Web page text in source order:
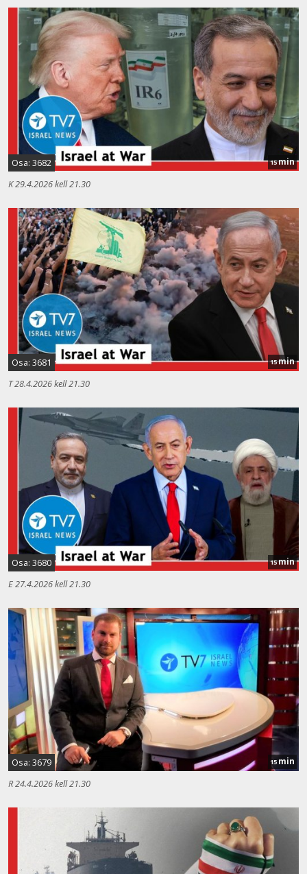
Osa: 3682 15min
K 29.4.2026 kell 21.30
Osa: 3681 15min
T 28.4.2026 kell 21.30
Osa: 3680 15min
E 27.4.2026 kell 21.30
Osa: 3679 15 min
R 24.4.2026 kell 21.30